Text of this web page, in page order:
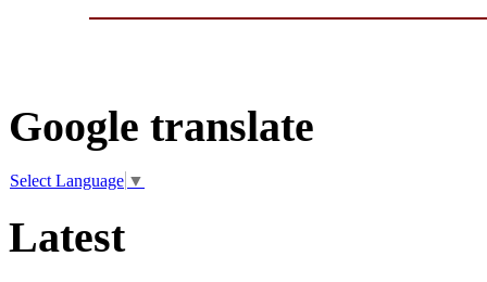
Google translate
Select Language ▼
Latest